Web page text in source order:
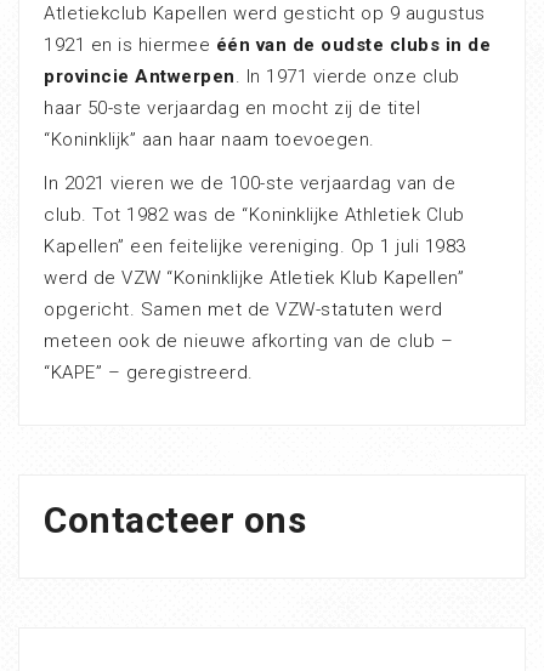
Atletiekclub Kapellen werd gesticht op 9 augustus
1921 en is hiermee één van de oudste clubs in de
provincie Antwerpen. In 1971 vierde onze club
haar 50-ste verjaardag en mocht zij de titel
“Koninklijk” aan haar naam toevoegen.
In 2021 vieren we de 100-ste verjaardag van de
club. Tot 1982 was de “Koninklijke Athletiek Club
Kapellen” een feitelijke vereniging. Op 1 juli 1983
werd de VZW “Koninklijke Atletiek Klub Kapellen”
opgericht. Samen met de VZW-statuten werd
meteen ook de nieuwe afkorting van de club –
“KAPE” – geregistreerd.
Contacteer ons